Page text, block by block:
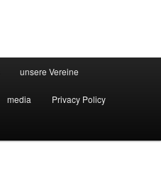
unsere Vereine
media Privacy Policy